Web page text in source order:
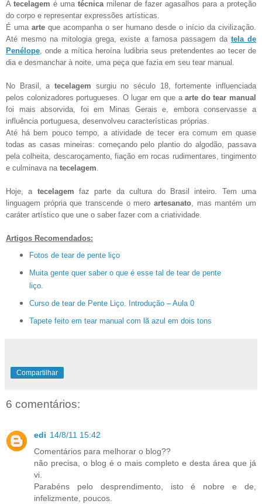
A tecelagem é uma técnicamilenar de fazer agasalhos para a proteção
do corpo e representar expressões artísticas.
É uma arte que acompanha o ser humano desde o início da civilização.
Até mesmo na mitologia grega, existe a famosa passagem da tela de
Penélope, onde a mítica heroína ludibria seus pretendentes ao tecer de
dia e desmanchar à noite, uma peça que fazia em seu tear manual.
No Brasil, atecelagem surgiu no século 18, fortemente influenciada
pelos colonizadores portugueses. O lugar em que aarte do tear manual
foi mais absorvida, foi em Minas Gerais e, embora conservasse a
influência portuguesa, desenvolveu características próprias.
Até há bem pouco tempo, a atividade de tecer era comum em quase
todas as casas mineiras: começando pelo plantio do algodão, passava
pela colheita, descaroçamento, fiação em rocas rudimentares, tingimento
e culminava natecelagem.
Hoje, a tecelagem faz parte da cultura do Brasil inteiro. Tem uma
linguagem própria que transcende o mero artesanato, mas mantém um
caráter artístico que une o saber fazer com a criatividade.
Artigos Recomendados:
Fotos de tear de pente liço
Muita gente quer saber o que é esse tal de tear de pente
liço.
Curso de tear de Pente Liço. Introdução – Aula 0
Tapete feito em tear manual com lã azul em dois tons
Compartilhar
6 comentários:
edi 14/8/11 15:42
Comentários para melhorar o blog??
não precisa, o blog é o mais completo e desta área que já
vi.
Parabéns pelo desprendimento, isto é nobre e de,
infelizmente, poucos.